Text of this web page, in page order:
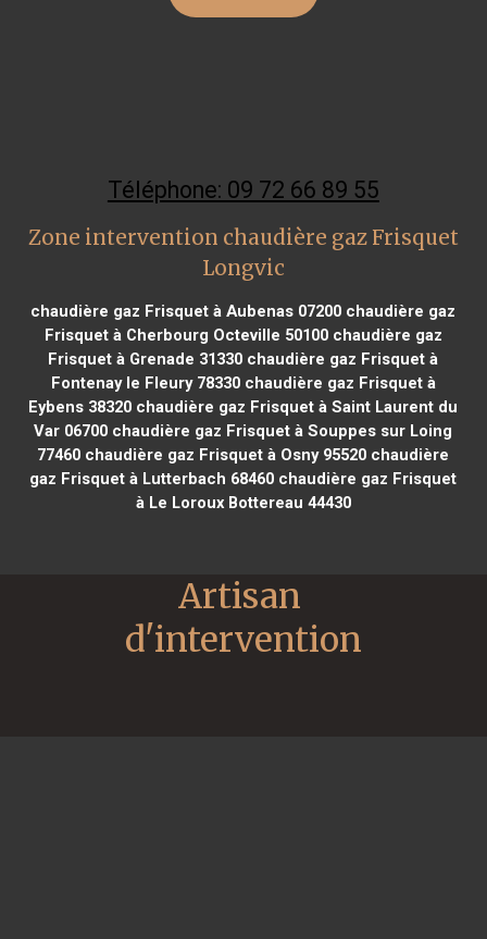
Téléphone: 09 72 66 89 55
Zone intervention chaudière gaz Frisquet
Longvic
chaudière gaz Frisquet à Aubenas 07200 chaudière gaz
Frisquet à Cherbourg Octeville 50100chaudière gaz
Frisquet à Grenade 31330 chaudière gaz Frisquet à
Fontenay le Fleury 78330chaudière gaz Frisquet à
Eybens 38320 chaudière gaz Frisquet à Saint Laurent du
Var 06700 chaudière gaz Frisquet à Souppes sur Loing
77460 chaudière gaz Frisquet à Osny 95520 chaudière
gaz Frisquet à Lutterbach 68460 chaudière gaz Frisquet
à Le Loroux Bottereau 44430
Artisan
d'intervention